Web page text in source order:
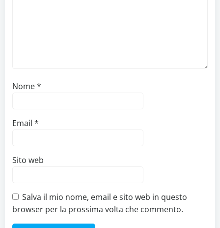
Nome*
Email *
Sito web
Salva il mio nome, email e sito web in questo
browser per la prossima volta che commento.